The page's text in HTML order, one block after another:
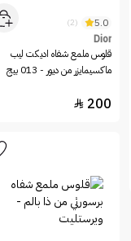
5.0
(2)
Dior
قلوس ملمع شفاه اديكت ليب
ماكسيمايزر من ديور - 013 بيج
200
